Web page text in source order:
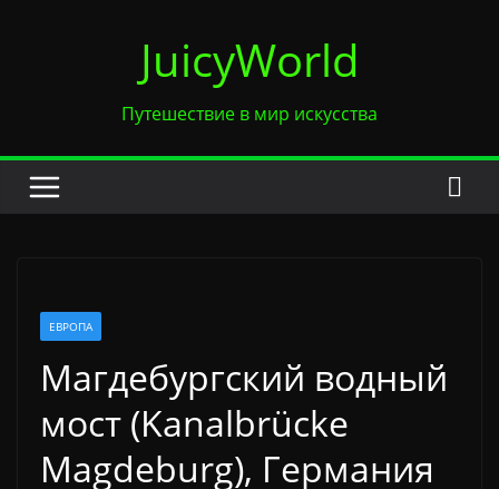
JuicyWorld
Путешествие в мир искусства
ЕВРОПА
Магдебургский водный
мост (Kanalbrücke
Magdeburg), Германия